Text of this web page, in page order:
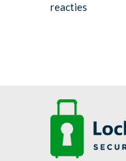
reacties